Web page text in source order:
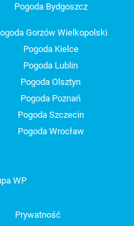
Pogoda Bydgoszcz
Gorzów Wielkopolski
Pogoda Kielce
Pogoda Lublin
Pogoda Olsztyn
Pogoda Poznań
Pogoda Szczecin
Pogoda Wrocław
WP
Prywatność